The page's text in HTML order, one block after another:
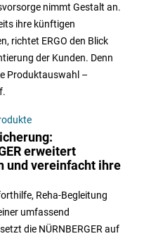
nimmt Gestalt an.
ihre künftigen
richtet ERGO den Blick
der Kunden. Denn
Produktauswahl –
erweitert
und vereinfacht ihre
Reha-Begleitung
umfassend
die NÜRNBERGER auf